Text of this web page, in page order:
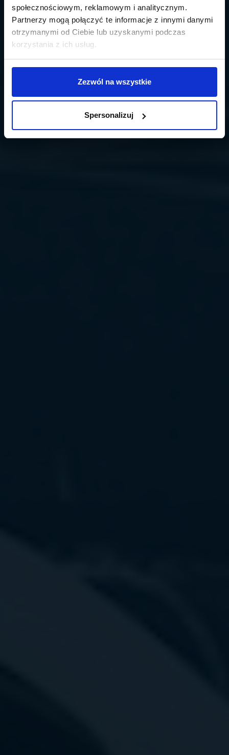
społecznościowym, reklamowym i analitycznym.
Partnerzy mogą połączyć te informacje z innymi danymi
otrzymanymi od Ciebie lub uzyskanymi podczas
korzystania z ich usług.
Zezwól na wszystkie
Spersonalizuj